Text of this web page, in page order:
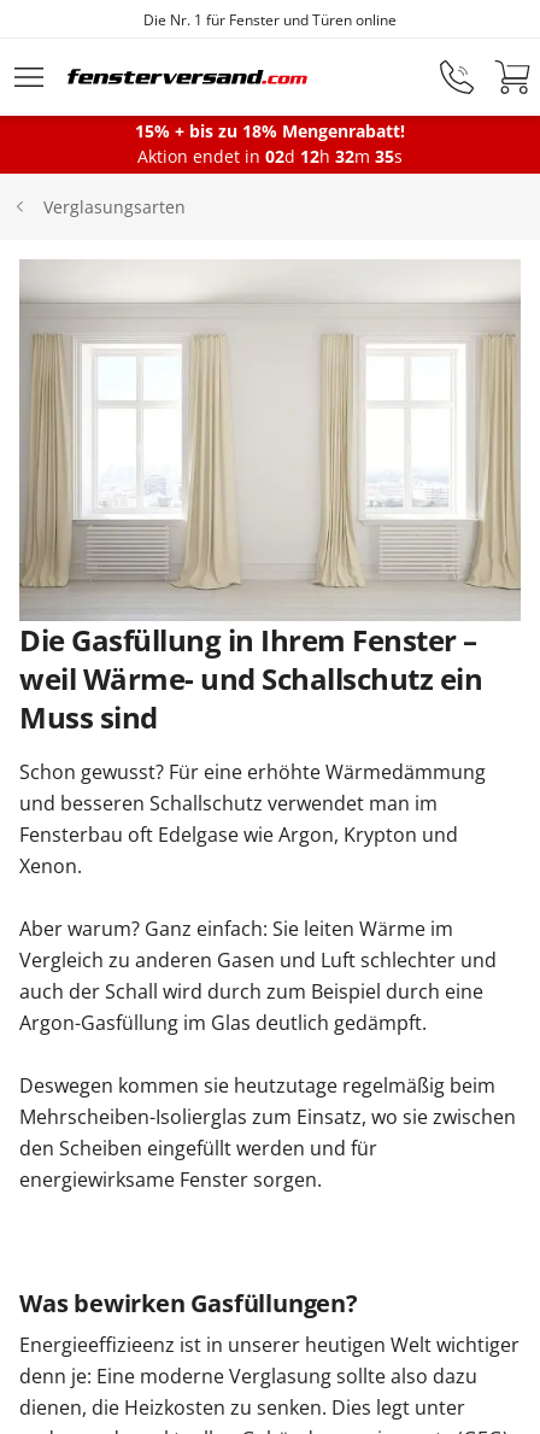
Zum Hauptinhalt springen
Die Nr. 1 für Fenster und Türen online
Montageservice
Balkontüren
Terrassentüren
Haustüren
Sonnenschutz
Zäune & Tore
Carports
Kontakt / Hilfe
15% + bis zu 18% Mengenrabatt!
Aktion endet in 02d 12h 32m 35s
Verglasungsarten
Die Gasfüllung in Ihrem Fenster –
weil Wärme- und Schallschutz ein
Muss sind
Schon gewusst? Für eine erhöhte Wärmedämmung
und besseren Schallschutz verwendet man im
Fensterbau oft Edelgase wie Argon, Krypton und
Xenon.
Aber warum? Ganz einfach: Sie leiten Wärme im
Vergleich zu anderen Gasen und Luft schlechter und
auch der Schall wird durch zum Beispiel durch eine
Argon-Gasfüllung im Glas deutlich gedämpft.
Deswegen kommen sie heutzutage regelmäßig beim
Mehrscheiben-Isolierglas zum Einsatz, wo sie zwischen
den Scheiben eingefüllt werden und für
energiewirksame Fenster sorgen.
Was bewirken Gasfüllungen?
Energieeffizieenz ist in unserer heutigen Welt wichtiger
denn je: Eine moderne Verglasung sollte also dazu
dienen, die Heizkosten zu senken. Dies legt unter